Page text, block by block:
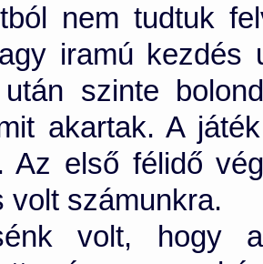
nem tudtuk
iramú
szinte
akartak. A
Az első félidő
volt számunkra.
volt, hogy